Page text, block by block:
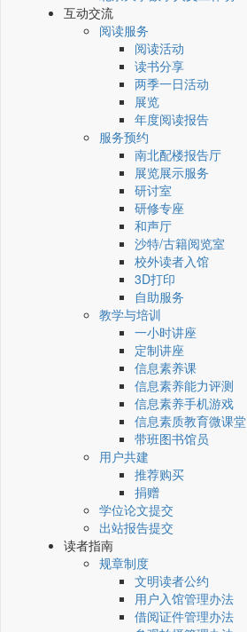
互动交流
阅读服务
阅读活动
读书分享
两季一日活动
展览
年度阅读报告
服务预约
南北配楼报告厅
展览展示服务
研讨室
研修专座
和声厅
沙特/古籍阅览室
校外读者入馆
3D打印
自助服务
教学与培训
一小时讲座
定制讲座
信息素养课
信息素养能力评测
信息素养手机游戏
信息素质教育微课堂
带班图书馆员
用户共建
推荐购买
捐赠
学位论文提交
出站报告提交
读者指南
规章制度
文明读者公约
用户入馆管理办法
借阅证件管理办法